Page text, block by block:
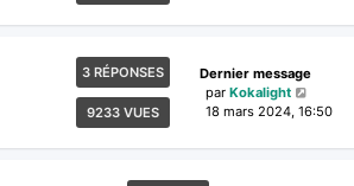
3 RÉPONSES
9233 VUES
Dernier message
par Kokalight
18 mars 2024, 16:50